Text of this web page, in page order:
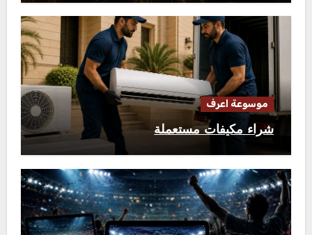
موسوعة اعرف
شراء مكيفات مستعملة